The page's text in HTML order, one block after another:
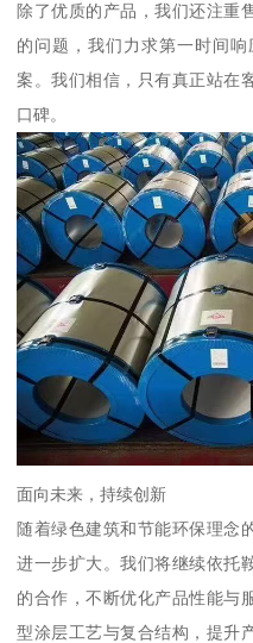
除了优质的产品，我们还注重
的问题，我们力求第一时间
案。我们相信，只有真正站在
口碑。
面向未来，持续创新
随着绿色建筑和节能环保理念
进一步扩大。我们将继续依托
的合作，不断优化产品性能与
型涂层工艺与复合结构，提升